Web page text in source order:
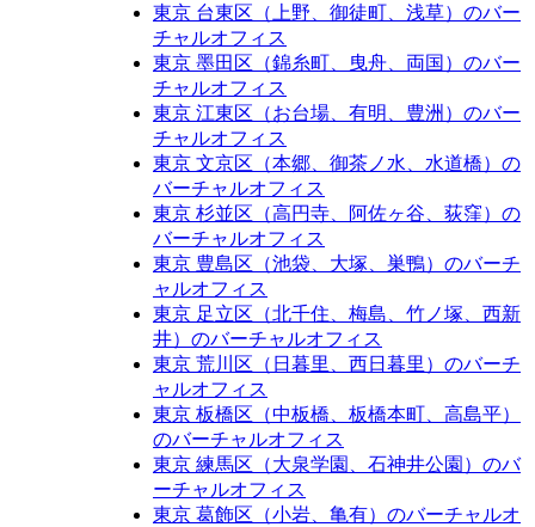
東京 台東区（上野、御徒町、浅草）のバー
チャルオフィス
東京 墨田区（錦糸町、曳舟、両国）のバー
チャルオフィス
東京 江東区（お台場、有明、豊洲）のバー
チャルオフィス
東京 文京区（本郷、御茶ノ水、水道橋）の
バーチャルオフィス
東京 杉並区（高円寺、阿佐ヶ谷、荻窪）の
バーチャルオフィス
東京 豊島区（池袋、大塚、巣鴨）のバーチ
ャルオフィス
東京 足立区​（北千住、梅島、竹ノ塚、西新
井）のバーチャルオフィス
東京 荒川区​（日暮里、西日暮里）のバーチ
ャルオフィス
東京 板橋区​（中板橋、板橋本町、高島平）
のバーチャルオフィス
東京 練馬区​（大泉学園、石神井公園）のバ
ーチャルオフィス
東京 葛飾区（小岩、亀有）のバーチャルオ